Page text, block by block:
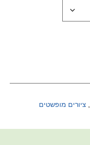
, ציורים מופשטים